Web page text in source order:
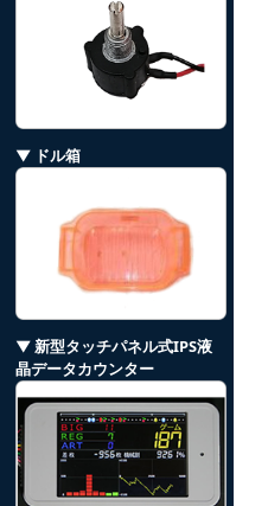
▼ ドル箱
▼ 新型タッチパネル式IPS液
晶データカウンター